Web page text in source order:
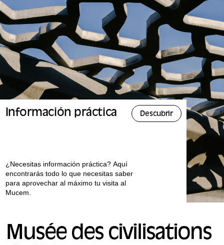
Información práctica Descubrir
¿Necesitas información práctica? Aquí
encontrarás todo lo que necesitas saber
para aprovechar al máximo tu visita al
Mucem.
Musée des civilisations